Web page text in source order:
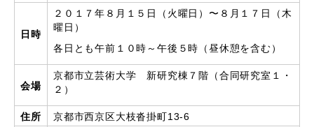
日時
２０１７年８月１５日（火曜日）〜８月１７日（木
曜日）
各日とも午前１０時～午後５時（昼休憩を含む）
会場
京都市立芸術大学 新研究棟７階（合同研究室１・
２）
住所 京都市西京区大枝沓掛町13-6